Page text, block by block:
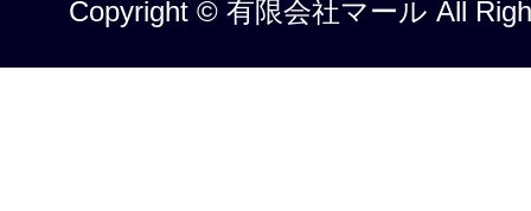
Copyright © 有限会社マール All